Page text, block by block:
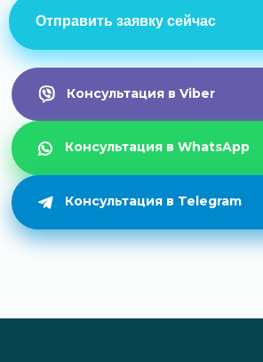
Отправить заявку сейчас
Консультация в Viber
Консультация в WhatsApp
Консультация в Telegram